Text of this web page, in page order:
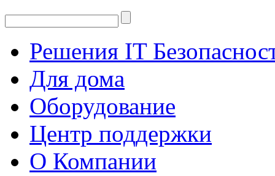
Решения IT
Для дома
Оборудование
Центр поддержки
О Компании